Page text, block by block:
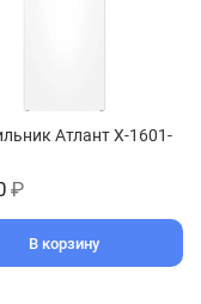
Атлант Х-1601-
₽
В корзину